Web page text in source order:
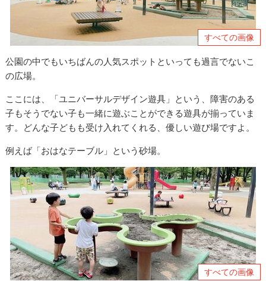
すべての画像
公園の中でもいちばんの人気スポットといっても過言でないこ
の広場。
ここには、「ユニバーサルデザイン遊具」という、障害のある
子もそうでない子も一緒に遊ぶことができる遊具が揃っていま
す。どんな子どもも受け入れてくれる、優しい遊び場ですよ。
例えば「おはなテーブル」という砂場。
すべての画像